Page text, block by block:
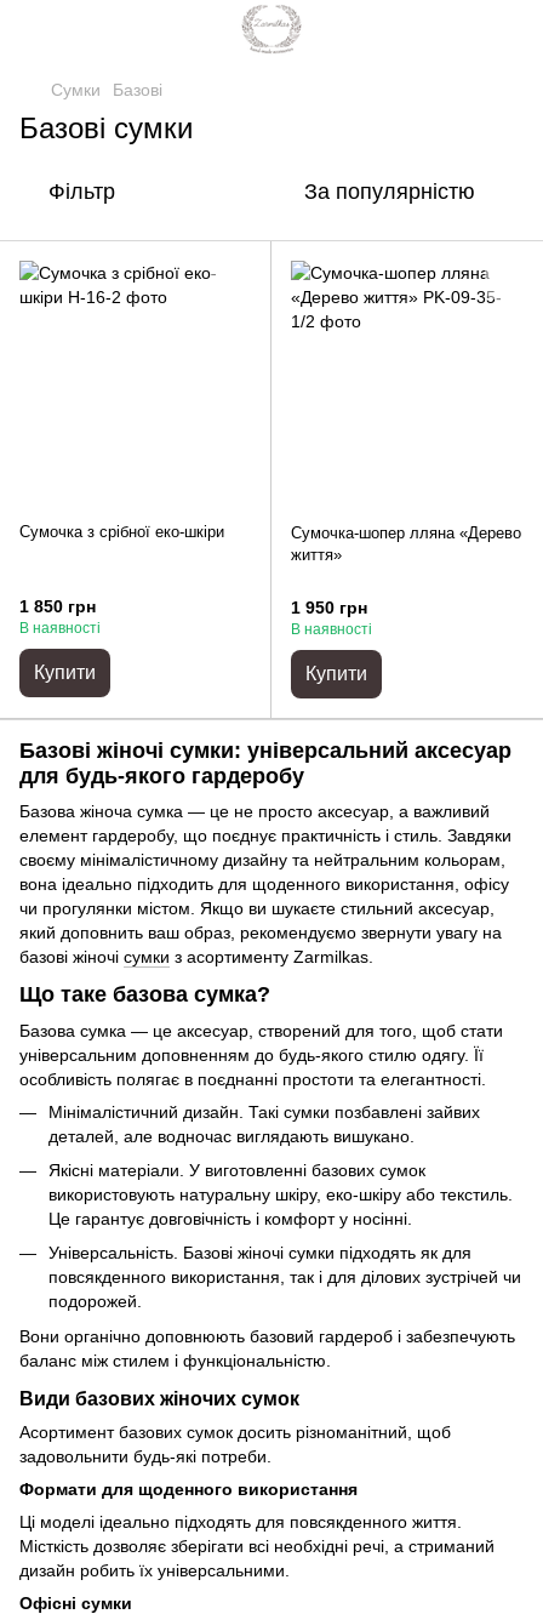
Сумки Базові
Базові сумки
Фільтр За популярністю
Сумочка з срібної еко-шкіри
1 850 грн
В наявності
Купити
Сумочка-шопер лляна «Дерево
життя»
1 950 грн
В наявності
Купити
Базові жіночі сумки: універсальний аксесуар
для будь-якого гардеробу
Базова жіноча сумка — це не просто аксесуар, а важливий
елемент гардеробу, що поєднує практичність і стиль. Завдяки
своєму мінімалістичному дизайну та нейтральним кольорам,
вона ідеально підходить для щоденного використання, офісу
чи прогулянки містом. Якщо ви шукаєте стильний аксесуар,
який доповнить ваш образ, рекомендуємо звернути увагу на
базові жіночі сумки з асортименту Zarmilkas.
Що таке базова сумка?
Базова сумка — це аксесуар, створений для того, щоб стати
універсальним доповненням до будь-якого стилю одягу. Її
особливість полягає в поєднанні простоти та елегантності.
Мінімалістичний дизайн. Такі сумки позбавлені зайвих
деталей, але водночас виглядають вишукано.
Якісні матеріали. У виготовленні базових сумок
використовують натуральну шкіру, еко-шкіру або текстиль.
Це гарантує довговічність і комфорт у носінні.
Універсальність. Базові жіночі сумки підходять як для
повсякденного використання, так і для ділових зустрічей чи
подорожей.
Вони органічно доповнюють базовий гардероб і забезпечують
баланс між стилем і функціональністю.
Види базових жіночих сумок
Асортимент базових сумок досить різноманітний, щоб
задовольнити будь-які потреби.
Формати для щоденного використання
Ці моделі ідеально підходять для повсякденного життя.
Місткість дозволяє зберігати всі необхідні речі, а стриманий
дизайн робить їх універсальними.
Офісні сумки